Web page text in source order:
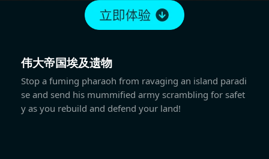
伟大帝国埃及遗物
Stop a fuming pharaoh from ravaging an island paradi
se and send his mummified army scrambling for safet
y as you rebuild and defend your land!